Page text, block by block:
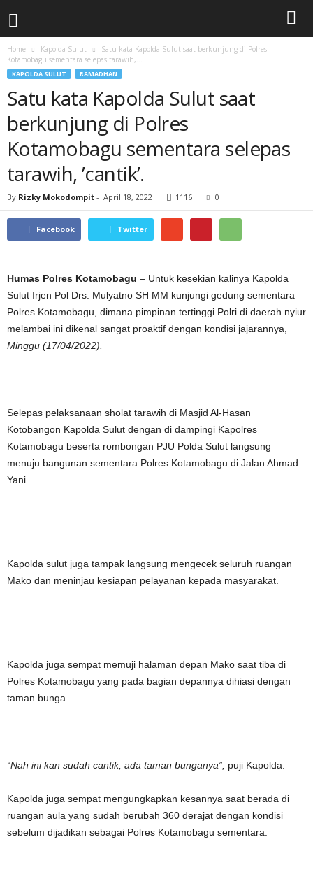
Home Kapolda Sulut
Satu kata Kapolda Sulut saat berkunjung di Polres
Kotamobagu sementara selepas tarawih,...
KAPOLDA SULUT RAMADHAN
Satu kata Kapolda Sulut saat
berkunjung di Polres
Kotamobagu sementara selepas
tarawih, ’cantik’.
By Rizky Mokodompit - April 18, 2022 1116 0
Facebook Twitter
Humas Polres Kotamobagu – Untuk kesekian kalinya Kapolda
Sulut Irjen Pol Drs. Mulyatno SH MM kunjungi gedung sementara
Polres Kotamobagu, dimana pimpinan tertinggi Polri di daerah nyiur
melambai ini dikenal sangat proaktif dengan kondisi jajarannya,
Minggu (17/04/2022).
Selepas pelaksanaan sholat tarawih di Masjid Al-Hasan
Kotobangon Kapolda Sulut dengan di dampingi Kapolres
Kotamobagu beserta rombongan PJU Polda Sulut langsung
menuju bangunan sementara Polres Kotamobagu di Jalan Ahmad
Yani.
Kapolda sulut juga tampak langsung mengecek seluruh ruangan
Mako dan meninjau kesiapan pelayanan kepada masyarakat.
Kapolda juga sempat memuji halaman depan Mako saat tiba di
Polres Kotamobagu yang pada bagian depannya dihiasi dengan
taman bunga.
“Nah ini kan sudah cantik, ada taman bunganya”, puji Kapolda.
Kapolda juga sempat mengungkapkan kesannya saat berada di
ruangan aula yang sudah berubah 360 derajat dengan kondisi
sebelum dijadikan sebagai Polres Kotamobagu sementara.